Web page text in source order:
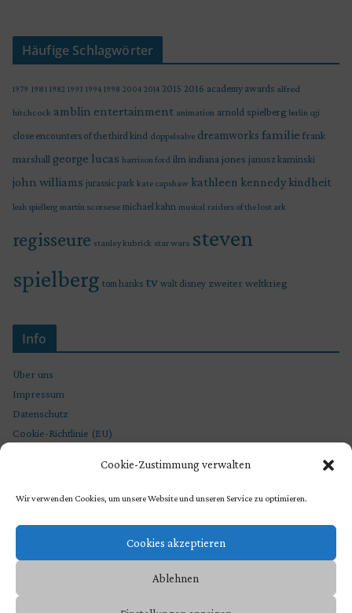
Cookie-Zustimmung verwalten
Wir verwenden Cookies, um unsere Website und unseren Service zu optimieren.
Cookies akzeptieren
Ablehnen
Häufige Schlagwörter
1979 1981 1982 1993 1994 1998 2004 2014 2015 2016 academy awards alfred
hitchcock amblin entertainment animation arnold spielberg berlin cgi
close encounters of the third kind doppelsalve dreamworks familie frank
marshall george lucas harrison ford ilm indiana jones janusz kaminski
john williams jurassic park kate capshaw kathleen kennedy kindheit
leah spielberg martin scorsese michael kahn musical raiders of the lost ark
regisseure stanley kubrick star wars steven
spielberg tom hanks tv walt disney zweiter weltkrieg
Info
Über uns
Impressum
Datenschutz
Cookie-Richtlinie (EU)
Copyright © 2026